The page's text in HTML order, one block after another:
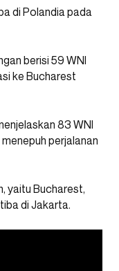
di Polandia pada
berisi 59 WNI
ke Bucharest
83 WNI
perjalanan
yaitu Bucharest,
di Jakarta.